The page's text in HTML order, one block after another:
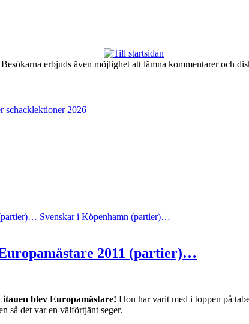
erbjuds även möjlighet att lämna kommentarer och
schacklektioner 2026
Svenskar i Köpenhamn (partier)…
2011 (partier)…
blev Europamästare! Hon har varit med i toppen på
så det var en välförtjänt seger.